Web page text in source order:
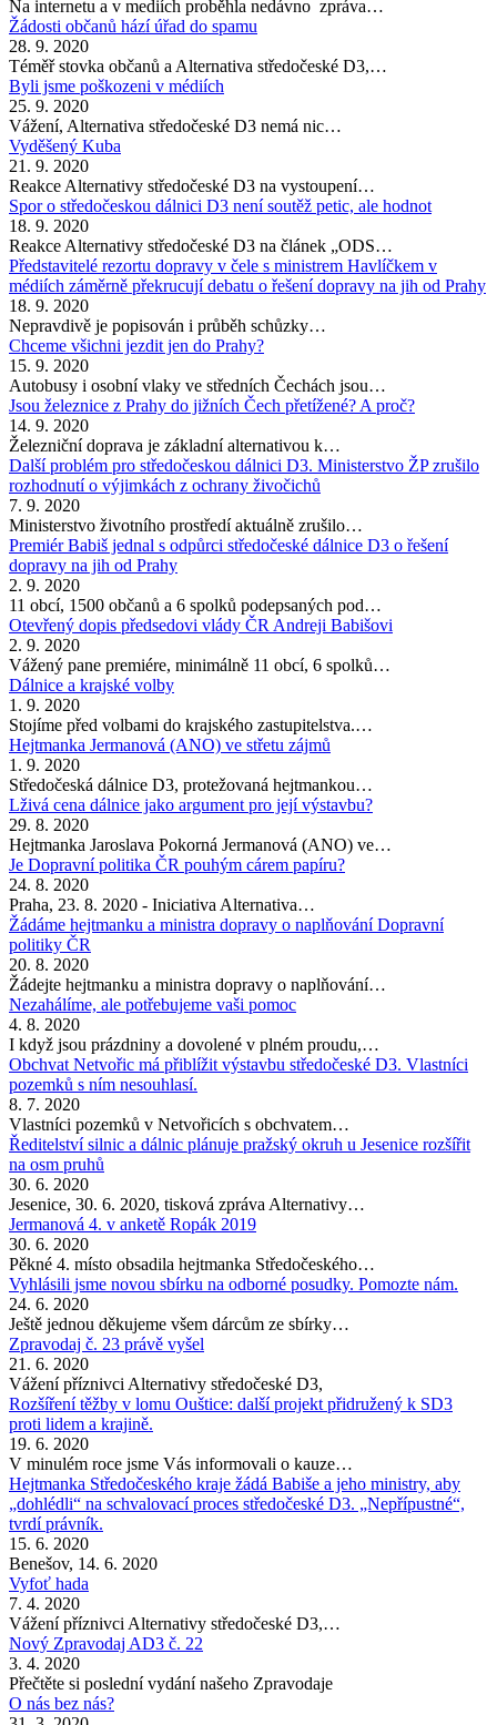
Na internetu a v mediích proběhla nedávno zpráva…
Žádosti občanů hází úřad do spamu
28. 9. 2020
Téměř stovka občanů a Alternativa středočeské D3,…
Byli jsme poškozeni v médiích
25. 9. 2020
Vážení, Alternativa středočeské D3 nemá nic…
Vyděšený Kuba
21. 9. 2020
Reakce Alternativy středočeské D3 na vystoupení…
Spor o středočeskou dálnici D3 není soutěž petic, ale hodnot
18. 9. 2020
Reakce Alternativy středočeské D3 na článek „ODS…
Představitelé rezortu dopravy v čele s ministrem Havlíčkem v
médiích záměrně překrucují debatu o řešení dopravy na jih od Prahy
18. 9. 2020
Nepravdivě je popisován i průběh schůzky…
Chceme všichni jezdit jen do Prahy?
15. 9. 2020
Autobusy i osobní vlaky ve středních Čechách jsou…
Jsou železnice z Prahy do jižních Čech přetížené? A proč?
14. 9. 2020
Železniční doprava je základní alternativou k…
Další problém pro středočeskou dálnici D3. Ministerstvo ŽP zrušilo
rozhodnutí o výjimkách z ochrany živočichů
7. 9. 2020
Ministerstvo životního prostředí aktuálně zrušilo…
Premiér Babiš jednal s odpůrci středočeské dálnice D3 o řešení
dopravy na jih od Prahy
2. 9. 2020
11 obcí, 1500 občanů a 6 spolků podepsaných pod…
Otevřený dopis předsedovi vlády ČR Andreji Babišovi
2. 9. 2020
Vážený pane premiére, minimálně 11 obcí, 6 spolků…
Dálnice a krajské volby
1. 9. 2020
Stojíme před volbami do krajského zastupitelstva.…
Hejtmanka Jermanová (ANO) ve střetu zájmů
1. 9. 2020
Středočeská dálnice D3, protežovaná hejtmankou…
Lživá cena dálnice jako argument pro její výstavbu?
29. 8. 2020
Hejtmanka Jaroslava Pokorná Jermanová (ANO) ve…
Je Dopravní politika ČR pouhým cárem papíru?
24. 8. 2020
Praha, 23. 8. 2020 - Iniciativa Alternativa…
Žádáme hejtmanku a ministra dopravy o naplňování Dopravní
politiky ČR
20. 8. 2020
Žádejte hejtmanku a ministra dopravy o naplňování…
Nezahálíme, ale potřebujeme vaši pomoc
4. 8. 2020
I když jsou prázdniny a dovolené v plném proudu,…
Obchvat Netvořic má přiblížit výstavbu středočeské D3. Vlastníci
pozemků s ním nesouhlasí.
8. 7. 2020
Vlastníci pozemků v Netvořicích s obchvatem…
Ředitelství silnic a dálnic plánuje pražský okruh u Jesenice rozšířit
na osm pruhů
30. 6. 2020
Jesenice, 30. 6. 2020, tisková zpráva Alternativy…
Jermanová 4. v anketě Ropák 2019
30. 6. 2020
Pěkné 4. místo obsadila hejtmanka Středočeského…
Vyhlásili jsme novou sbírku na odborné posudky. Pomozte nám.
24. 6. 2020
Ještě jednou děkujeme všem dárcům ze sbírky…
Zpravodaj č. 23 právě vyšel
21. 6. 2020
Vážení příznivci Alternativy středočeské D3,
Rozšíření těžby v lomu Ouštice: další projekt přidružený k SD3
proti lidem a krajině.
19. 6. 2020
V minulém roce jsme Vás informovali o kauze…
Hejtmanka Středočeského kraje žádá Babiše a jeho ministry, aby
„dohlédli“ na schvalovací proces středočeské D3. „Nepřípustné“,
tvrdí právník.
15. 6. 2020
Benešov, 14. 6. 2020
Vyfoť hada
7. 4. 2020
Vážení příznivci Alternativy středočeské D3,…
Nový Zpravodaj AD3 č. 22
3. 4. 2020
Přečtěte si poslední vydání našeho Zpravodaje
O nás bez nás?